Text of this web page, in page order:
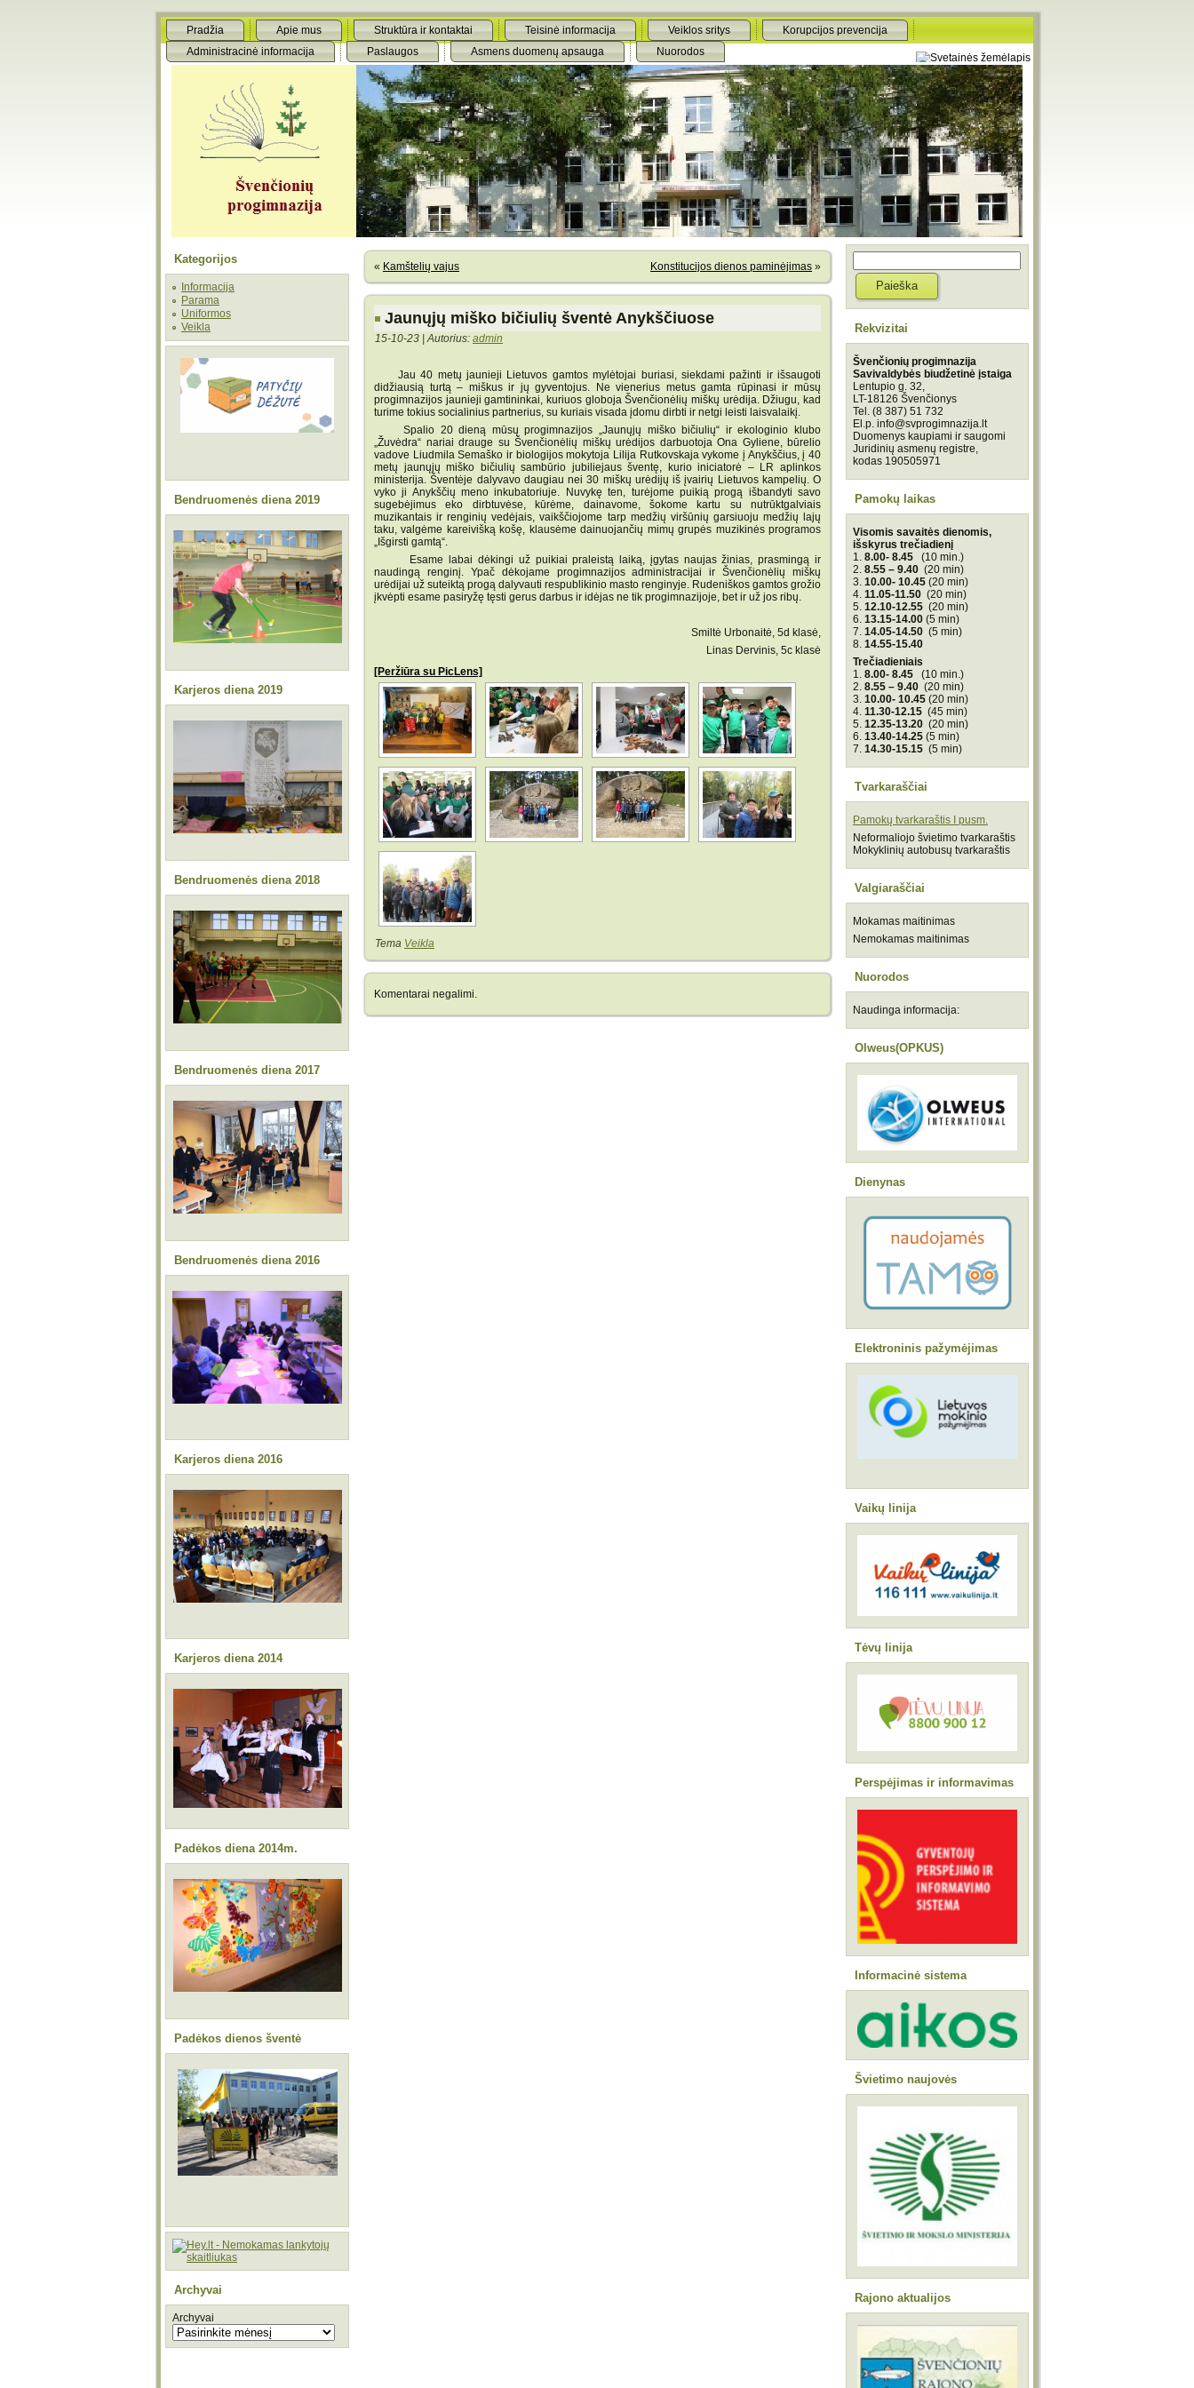
Pradžia Apie mus Struktūra ir kontaktai Teisinė informacija Veiklos sritys
Korupcijos prevencija
Administracinė informacija
Paslaugos Asmens duomenų apsauga Nuorodos
Kategorijos
Informacija
Parama
Uniformos
Veikla
Bendruomenės diena 2019
Karjeros diena 2019
Bendruomenės diena 2018
Bendruomenės diena 2017
Bendruomenės diena 2016
Karjeros diena 2016
Karjeros diena 2014
Padėkos diena 2014m.
Padėkos dienos šventė
Archyvai
Archyvai
« Kamštelių vajus Konstitucijos dienos paminėjimas »
Jaunųjų miško bičiulių šventė Anykščiuose
15-10-23 | Autorius: admin
Jau 40 metų jaunieji Lietuvos gamtos mylėtojai buriasi, siekdami pažinti ir išsaugoti
didžiausią turtą – miškus ir jų gyventojus. Ne vienerius metus gamta rūpinasi ir mūsų
progimnazijos jaunieji gamtininkai, kuriuos globoja Švenčionėlių miškų urėdija. Džiugu, kad
turime tokius socialinius partnerius, su kuriais visada įdomu dirbti ir netgi leisti laisvalaikį.
Spalio 20 dieną mūsų progimnazijos „Jaunųjų miško bičiulių“ ir ekologinio klubo
„Žuvėdra“ nariai drauge su Švenčionėlių miškų urėdijos darbuotoja Ona Gyliene, būrelio
vadove Liudmila Semaško ir biologijos mokytoja Lilija Rutkovskaja vykome į Anykščius, į 40
metų jaunųjų miško bičiulių sambūrio jubiliejaus šventę, kurio iniciatorė – LR aplinkos
ministerija. Šventėje dalyvavo daugiau nei 30 miškų urėdijų iš įvairių Lietuvos kampelių. O
vyko ji Anykščių meno inkubatoriuje. Nuvykę ten, turėjome puikią progą išbandyti savo
sugebėjimus eko dirbtuvėse, kūrėme, dainavome, šokome kartu su nutrūktgalviais
muzikantais ir renginių vedėjais, vaikščiojome tarp medžių viršūnių garsiuoju medžių lajų
taku, valgėme kareivišką košę, klausėme dainuojančių mimų grupės muzikinės programos
„Išgirsti gamtą“.
Esame labai dėkingi už puikiai praleistą laiką, įgytas naujas žinias, prasmingą ir
naudingą renginį. Ypač dėkojame progimnazijos administracijai ir Švenčionėlių miškų
urėdijai už suteiktą progą dalyvauti respublikinio masto renginyje. Rudeniškos gamtos grožio
įkvėpti esame pasiryžę tęsti gerus darbus ir idėjas ne tik progimnazijoje, bet ir už jos ribų.
Smiltė Urbonaitė, 5d klasė,
Linas Dervinis, 5c klasė
[Peržiūra su PicLens]
Tema Veikla
Komentarai negalimi.
Rekvizitai
Švenčionių progimnazija
Savivaldybės biudžetinė įstaiga
Lentupio g. 32,
LT-18126 Švenčionys
Tel. (8 387) 51 732
El.p. info@svprogimnazija.lt
Duomenys kaupiami ir saugomi
Juridinių asmenų registre,
kodas 190505971
Pamokų laikas
Visomis savaitės dienomis,
išskyrus trečiadienį
1. 8.00- 8.45
(10 min.)
2. 8.55 – 9.40 (20 min)
3. 10.00- 10.45 (20 min)
4. 11.05-11.50 (20 min)
5. 12.10-12.55 (20 min)
6. 13.15-14.00 (5 min)
7. 14.05-14.50 (5 min)
8. 14.55-15.40
Trečiadieniais
1. 8.00- 8.45
(10 min.)
2. 8.55 – 9.40 (20 min)
3. 10.00- 10.45 (20 min)
4. 11.30-12.15 (45 min)
5. 12.35-13.20 (20 min)
6. 13.40-14.25 (5 min)
7. 14.30-15.15 (5 min)
Tvarkaraščiai
Pamokų tvarkaraštis I pusm.
Neformaliojo švietimo tvarkaraštis
Mokyklinių autobusų tvarkaraštis
Valgiaraščiai
Mokamas maitinimas
Nemokamas maitinimas
Nuorodos
Naudinga informacija:
Olweus(OPKUS)
Dienynas
Elektroninis pažymėjimas
Vaikų linija
Tėvų linija
Perspėjimas ir informavimas
Informacinė sistema
Švietimo naujovės
Rajono aktualijos